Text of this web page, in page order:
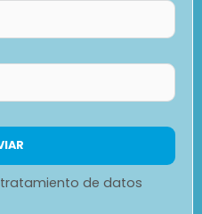
tratamiento de datos